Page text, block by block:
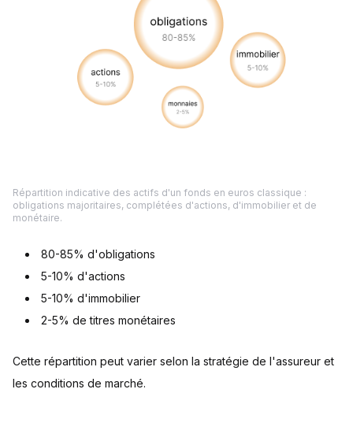
Répartition indicative des actifs d'un fonds en euros classique :
obligations majoritaires, complétées d'actions, d'immobilier et de
monétaire.
80-85% d'obligations
5-10% d'actions
5-10% d'immobilier
2-5% de titres monétaires
Cette répartition peut varier selon la stratégie de l'assureur et
les conditions de marché.